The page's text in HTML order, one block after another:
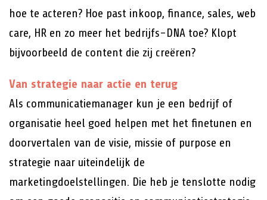
hoe te acteren? Hoe past inkoop, finance, sales, web
care, HR en zo meer het bedrijfs-DNA toe? Klopt
bijvoorbeeld de content die zij creëren?
Van strategie naar actie en terug
Als communicatiemanager kun je een bedrijf of
organisatie heel goed helpen met het finetunen en
doorvertalen van de visie, missie of purpose en
strategie naar uiteindelijk de
marketingdoelstellingen. Die heb je tenslotte nodig